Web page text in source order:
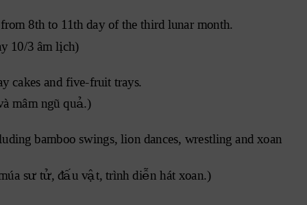
8th to 11th day of the third lunar month.
10/3 âm l ch)
ị
cakes and five-fruit trays.
mâm ngũ qu .)
ả
bamboo swings, lion dances, wrestling and xoan
s t , đ u v t, trình di n hát xoan.)
ư ử ấ ậ ễ